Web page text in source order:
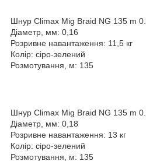
Шнур Climax Mig Braid NG 135 m
Діаметр, мм: 0,16
Розривне навантаження: 11,5 кг
Колір: сіро-зелений
Розмотування, м: 135
Шнур Climax Mig Braid NG 135 m
Діаметр, мм: 0,18
Розривне навантаження: 13 кг
Колір: сіро-зелений
Розмотування, м: 135